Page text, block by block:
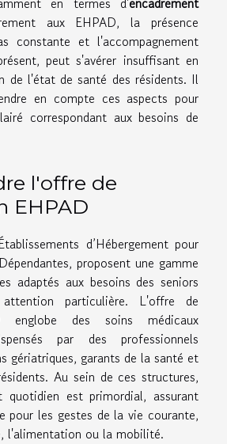
aux EHPAD, la présence
constante et l'accompagnement
peut s'avérer insuffisant en
de l'état de santé des résidents. Il
en compte ces aspects pour
correspondant aux besoins de
l'offre de
EHPAD
d’Hébergement pour
proposent une gamme
adaptés aux besoins des seniors
particulière. L'offre de
englobe des soins médicaux
par des professionnels
gériatriques, garants de la santé et
Au sein de ces structures,
quotidien est primordial, assurant
pour les gestes de la vie courante,
l'alimentation ou la mobilité.